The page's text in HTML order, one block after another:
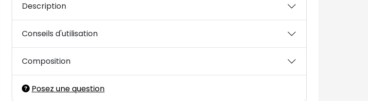
Description
Conseils d'utilisation
Composition
Posez une question